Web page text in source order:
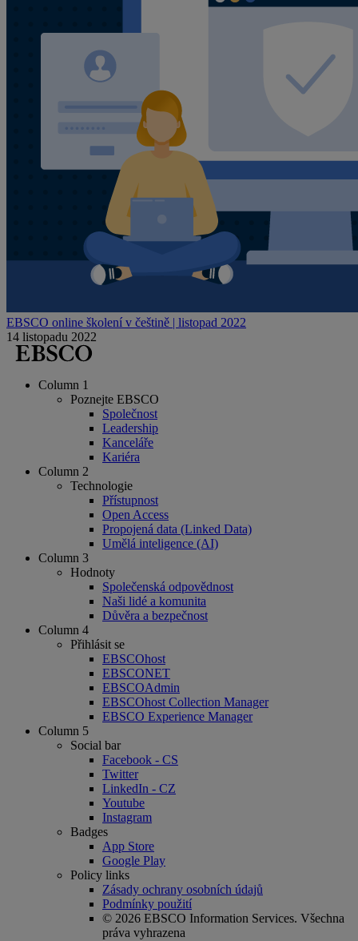
EBSCO online školení v češtině | listopad 2022
14 listopadu 2022
Column 1
Poznejte EBSCO
Společnost
Leadership
Kanceláře
Kariéra
Column 2
Technologie
Přístupnost
Open Access
Propojená data (Linked Data)
Umělá inteligence (AI)
Column 3
Hodnoty
Společenská odpovědnost
Naši lidé a komunita
Důvěra a bezpečnost
Column 4
Přihlásit se
EBSCOhost
EBSCONET
EBSCOAdmin
EBSCOhost Collection Manager
EBSCO Experience Manager
Column 5
Social bar
Facebook - CS
Twitter
LinkedIn - CZ
Youtube
Instagram
Badges
App Store
Google Play
Policy links
Zásady ochrany osobních údajů
Podmínky použití
© 2026 EBSCO Information Services. Všechna
práva vyhrazena